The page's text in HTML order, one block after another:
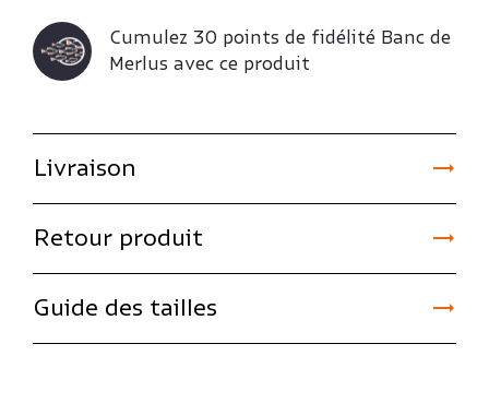
Cumulez 30 points de fidélité Banc de
Merlus avec ce produit
Livraison 
Retour produit 
Guide des tailles 